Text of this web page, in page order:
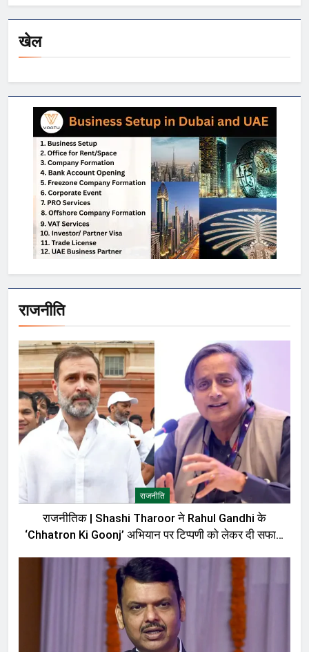
खेल
राजनीति
राजनीति
राजनीतिक | Shashi Tharoor ने Rahul Gandhi के
‘Chhatron Ki Goonj’ अभियान पर टिप्पणी को लेकर दी सफाई,